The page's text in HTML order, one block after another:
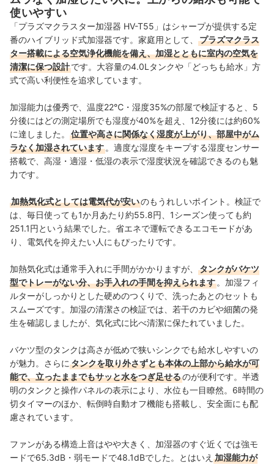
使いやすい
「プラズマクラスター加湿器 HV-T55」はシャープが提供する定
番のハイブリッド式加湿器です。家庭用として、
プラズマクラス
ター搭載による空気浄化機能を備え、加湿とともに室内の空気を
清潔に保つ設計です。大容量の4.0Lタンクや「どっちも給水」方
式で高い利便性を追求しています。
加湿能力は優秀で、温度22℃・湿度35%の部屋で検証すると、5
分後にはどの測定場所でも湿度が40%を超え、12分後には約60%
に達しました。
位置や高さに関係なく湿度が上がり、部屋中がム
ラなく加湿されています 。適度な湿度をキープする湿度センサー
搭載で 、高湿・適湿・低湿の表示で湿度状況を確認できるのも魅
力です。
加熱気化式としては電気代が安いのもうれしいポイント。検証で
は、毎日使っても1か月あたり約55.8円、1シーズン使っても約
251.1円という結果でした。省エネで運転できるエコモードがあ
り、電気代を抑えたい人にもぴったりです。
加熱気化式は通常手入れに手間がかかりますが、
タンクがバケツ
型でトレーがない分、お手入れの手間を抑えられます 。加湿フィ
ルターがしっかりとした硬めのつくりで、洗ったあとのセットも
スムーズです。加湿の清潔さの検証では 、若干のカビや細菌の発
生を確認しましたが、気化式に比べ清潔に保たれていました。
バケツ型のタンクは高さが低めで狭いシンクでも給水しやすいの
が魅力。さらに タンクを取り外さずとも本体の上部から給水が可
能で、立ったままでもサッと水をつぎ足せるのが便利です。半透
明のタンクと操作パネルの表示により、水位も一目瞭然。6時間の
切タイマーのほか、転倒時自動オフ機能も搭載し、安全面にも配
慮されています。
ファンがある構造上音はやや大きく、加湿器のすぐ近くでは強モ
ードで65.3dB・弱モードで48.1dBでした。とはいえ 加湿能力が